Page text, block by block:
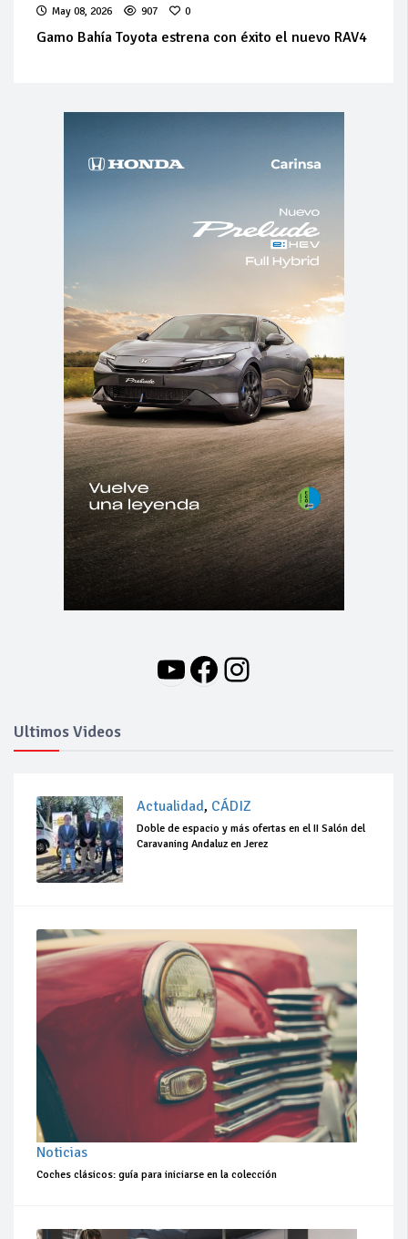
May 08, 2026 907 0
Gamo Bahía Toyota estrena con éxito el nuevo RAV4
YouTube
Facebook
Instagram
Ultimos Videos
Actualidad, CÁDIZ
Doble de espacio y más ofertas en el II Salón del
Caravaning Andaluz en Jerez
Noticias
Coches clásicos: guía para iniciarse en la colección